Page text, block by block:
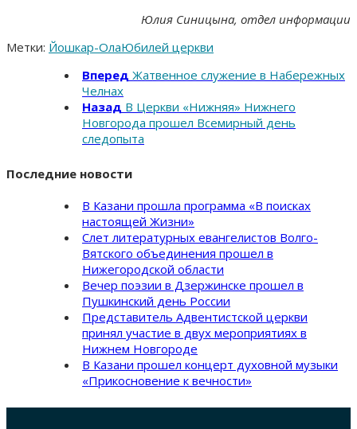
Юлия Синицына, отдел информации
Метки: Йошкар-ОлаЮбилей церкви
Вперед Жатвенное служение в Набережных
Челнах
Назад В Церкви «Нижняя» Нижнего
Новгорода прошел Всемирный день
следопыта
Последние новости
В Казани прошла программа «В поисках
настоящей Жизни»
Слет литературных евангелистов Волго-
Вятского объединения прошел в
Нижегородской области
Вечер поэзии в Дзержинске прошел в
Пушкинский день России
Представитель Адвентистской церкви
принял участие в двух мероприятиях в
Нижнем Новгороде
В Казани прошел концерт духовной музыки
«Прикосновение к вечности»